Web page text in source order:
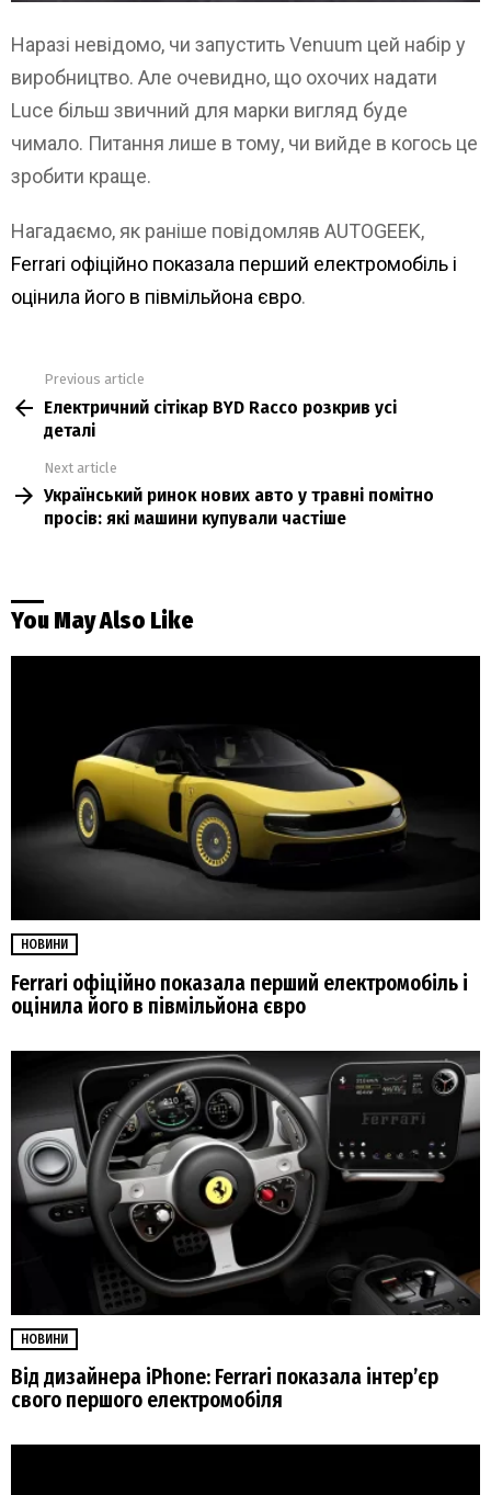
Наразі невідомо, чи запустить Venuum цей набір у
виробництво. Але очевидно, що охочих надати
Luce більш звичний для марки вигляд буде
чимало. Питання лише в тому, чи вийде в когось це
зробити краще.
Нагадаємо, як раніше повідомляв AUTOGEEK,
Ferrari офіційно показала перший електромобіль і
оцінила його в півмільйона євро.
more
Previous article
Електричний сітікар BYD Racco розкрив усі
деталі
Next article
Український ринок нових авто у травні помітно
просів: які машини купували частіше
You May Also Like
НОВИНИ
Ferrari офіційно показала перший електромобіль і
оцінила його в півмільйона євро
НОВИНИ
Від дизайнера iPhone: Ferrari показала інтер’єр
свого першого електромобіля